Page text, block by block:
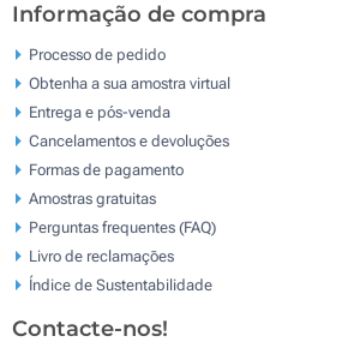
Informação de compra
Processo de pedido
Obtenha a sua amostra virtual
Entrega e pós-venda
Cancelamentos e devoluções
Formas de pagamento
Amostras gratuitas
Perguntas frequentes (FAQ)
Livro de reclamaçōes
Índice de Sustentabilidade
Contacte-nos!